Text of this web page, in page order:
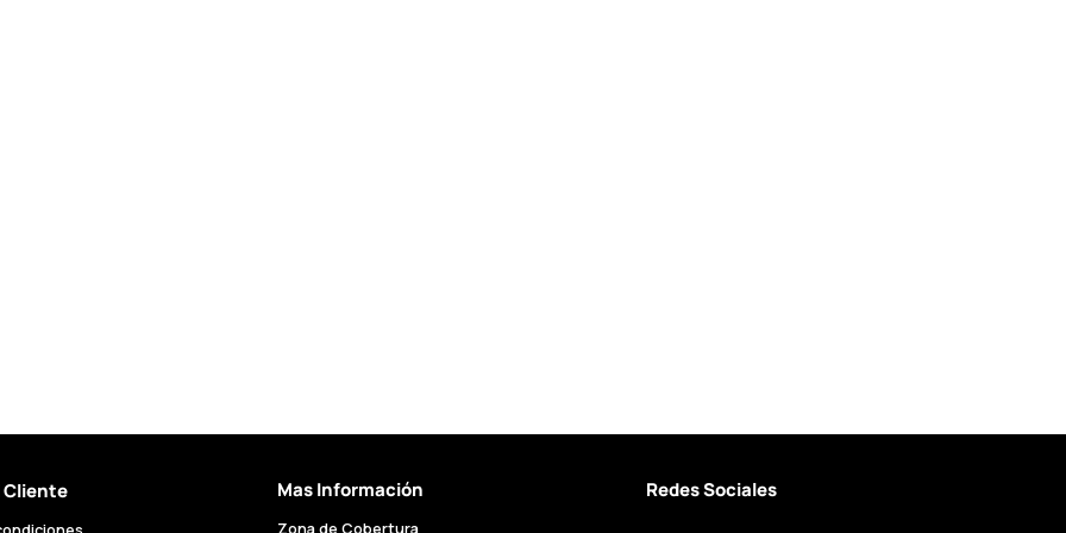
Cliente Mas Información
Zona de Cobertura
Redes Sociales